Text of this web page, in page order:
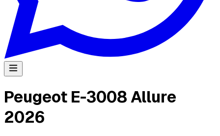
Peugeot E-3008 Allure
2026